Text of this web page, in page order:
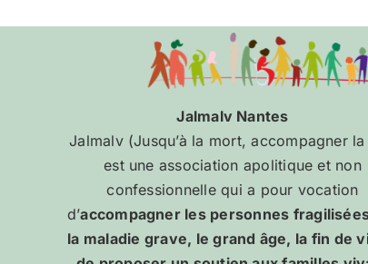
Jalmalv Nantes
Jalmalv (Jusqu’à la mort, accompagner
est une association apolitique et non
confessionnelle qui a pour vocation
d’accompagner les personnes
la maladie grave, le grand âge, la fin de